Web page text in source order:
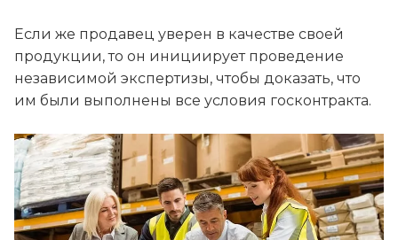
Если же продавец уверен в качестве своей
продукции, то он инициирует проведение
независимой экспертизы, чтобы доказать, что
им были выполнены все условия госконтракта.